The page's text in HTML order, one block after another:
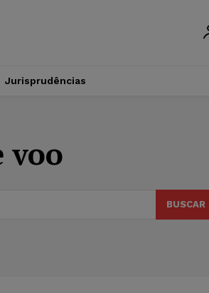
Jurisprudências
voo
BUSCAR